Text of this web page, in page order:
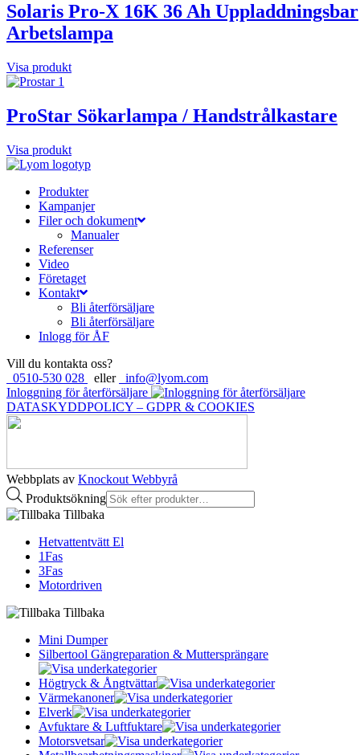
Solaris Pro-X 16K 36 Ah Uppladdningsbar
Arbetslampa
Visa produkt
ProStar Sökarlampa / Handstrålkastare
Visa produkt
Produkter
Kampanjer
Filer och dokument
Manualer
Referenser
Video
Företaget
Kontakt
Bli återförsäljare
Bli återförsäljare
Inlogg för ÅF
Vill du kontakta oss?
0510-530 028
eller
info@lyom.com
Inloggning för återförsäljare
DATASKYDDPOLICY – GDPR & COOKIES
Webbplats av Knockout Webbyrå
Produktsökning
Tillbaka
Hetvattentvätt El
1Fas
3Fas
Motordriven
Tillbaka
Mini Dumper
Silbertool Gängreparation & Muttersprängare
Högtryck & Ångtvättar
Värmekanoner
Elverk
Avfuktare & Luftfuktare
Motorsvetsar